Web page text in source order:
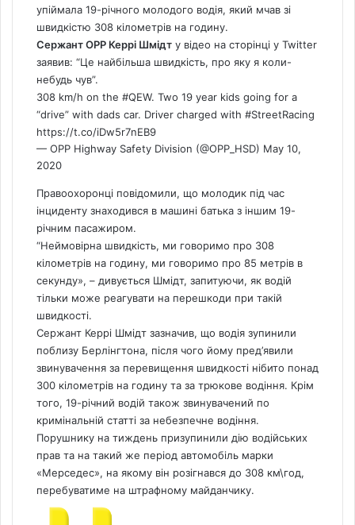
упіймала 19-річного молодого водія, який мчав зі
швидкістю 308 кілометрів на годину.
Сержант OPP Керрі Шмідт у відео на сторінці у Twitter
заявив: “Це найбільша швидкість, про яку я коли-
небудь чув”.
308 km/h on the #QEW. Two 19 year kids going for a
“drive” with dads car. Driver charged with #StreetRacing
https://t.co/iDw5r7nEB9
— OPP Highway Safety Division (@OPP_HSD) May 10,
2020
Правоохоронці повідомили, що молодик під час
інциденту знаходився в машині батька з іншим 19-
річним пасажиром.
“Неймовірна швидкість, ми говоримо про 308
кілометрів на годину, ми говоримо про 85 метрів в
секунду», – дивується Шмідт, запитуючи, як водій
тільки може реагувати на перешкоди при такій
швидкості.
Сержант Керрі Шмідт зазначив, що водія зупинили
поблизу Берлінгтона, після чого йому пред’явили
звинувачення за перевищення швидкості нібито понад
300 кілометрів на годину та за трюкове водіння. Крім
того, 19-річний водій також звинувачений по
кримінальній статті за небезпечне водіння.
Порушнику на тиждень призупинили дію водійських
прав та на такий же період автомобіль марки
«Мерседес», на якому він розігнався до 308 км\год,
перебуватиме на штрафному майданчику.